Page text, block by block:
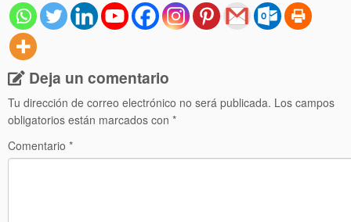
Deja un comentario
Tu dirección de correo electrónico no será publicada. Los campos
obligatorios están marcados con *
Comentario *